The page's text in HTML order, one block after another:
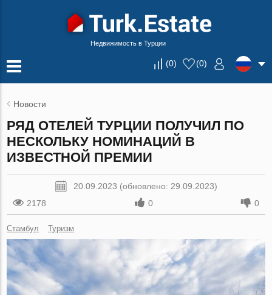
Недвижимость в Турции
(0) (0)
Новости
РЯД ОТЕЛЕЙ ТУРЦИИ ПОЛУЧИЛ ПО
НЕСКОЛЬКУ НОМИНАЦИЙ В
ИЗВЕСТНОЙ ПРЕМИИ
20.09.2023 (обновлено: 29.09.2023)
2178
0 0
Стамбул Туризм